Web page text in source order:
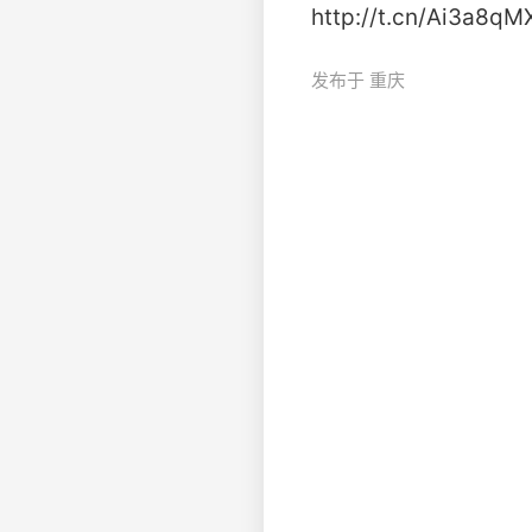
http://t.cn/
发布于 重庆